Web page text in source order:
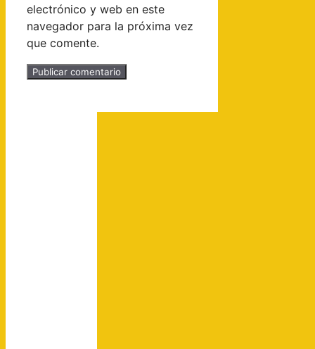
electrónico y web en este
navegador para la próxima vez
que comente.